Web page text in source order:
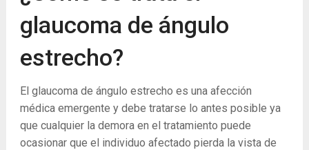
glaucoma de ángulo
estrecho?
El glaucoma de ángulo estrecho es una afección
médica emergente y debe tratarse lo antes posible ya
que cualquier la demora en el tratamiento puede
ocasionar que el individuo afectado pierda la vista de